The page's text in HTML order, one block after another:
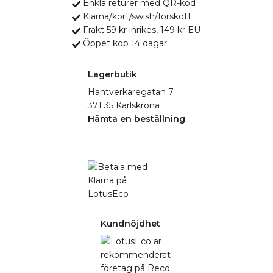
Enkla returer med QR-kod
Klarna/kort/swish/förskott
Frakt 59 kr inrikes, 149 kr EU
Öppet köp 14 dagar
Lagerbutik
Hantverkaregatan 7
371 35 Karlskrona
Hämta en beställning
Kundnöjdhet